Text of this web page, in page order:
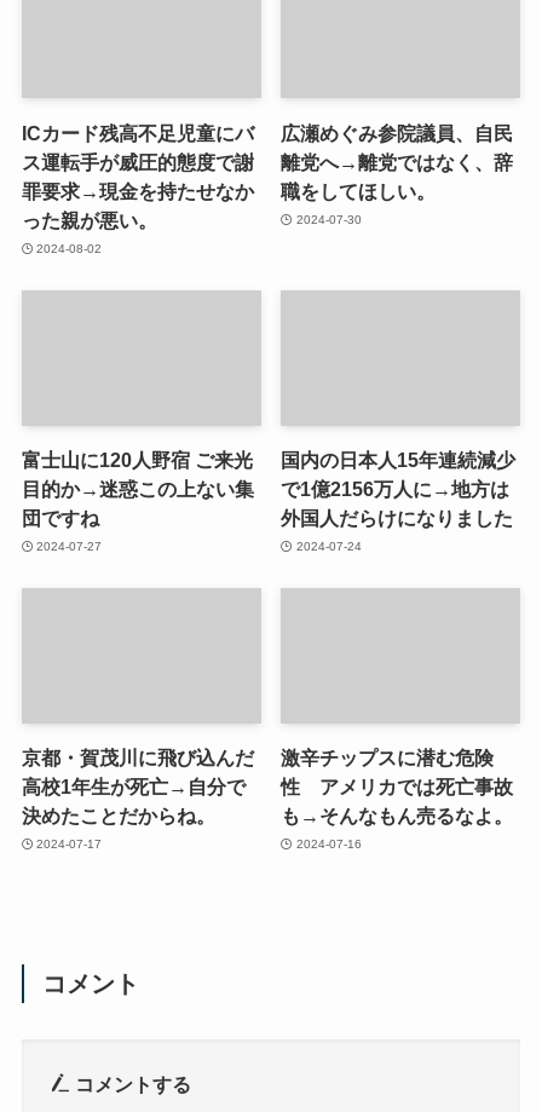
ICカード残高不足児童にバ
ス運転手が威圧的態度で謝
罪要求→現金を持たせなか
った親が悪い。
2024-08-02
広瀬めぐみ参院議員、自民
離党へ→離党ではなく、辞
職をしてほしい。
2024-07-30
富士山に120人野宿 ご来光
目的か→迷惑この上ない集
団ですね
2024-07-27
国内の日本人15年連続減少
で1億2156万人に→地方は
外国人だらけになりました
2024-07-24
京都・賀茂川に飛び込んだ
高校1年生が死亡→自分で
決めたことだからね。
2024-07-17
激辛チップスに潜む危険
性 アメリカでは死亡事故
も→そんなもん売るなよ。
2024-07-16
コメント
コメントする